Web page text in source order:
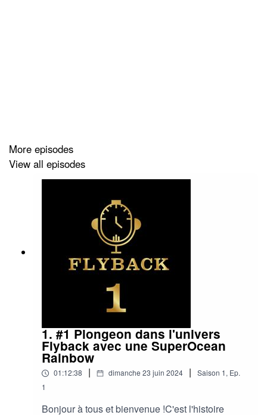
mois de juin 24 :
-Breitling lance une nouvelle collection d'Endurance Pro
-Nezumi sort une édition limitée à 200 pièces de sa
Baleine
On reçoit pour cet épisode : Maxime, le créateur de la
chaîne Manvswatch.
Son compte Instagram : @manvswatch
More episodes
View all episodes
1. #1 Plongeon dans l'univers
Flyback avec une SuperOcean
Rainbow
01:12:38 | dimanche 23 juin 2024 | Saison 1, Ep.
1
Bonjour à tous et bienvenue !C'est l'histoire